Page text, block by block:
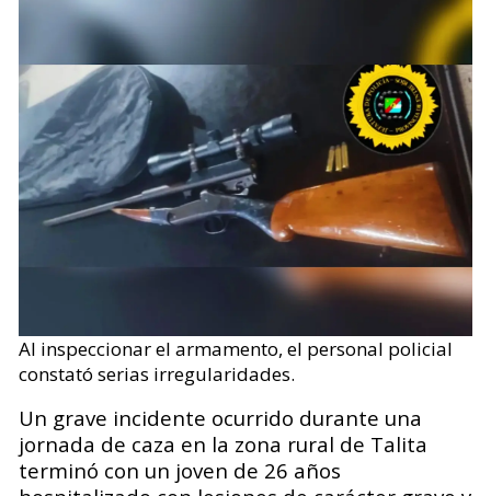
Al inspeccionar el armamento, el personal policial
constató serias irregularidades.
Un grave incidente ocurrido durante una
jornada de caza en la zona rural de Talita
terminó con un joven de 26 años